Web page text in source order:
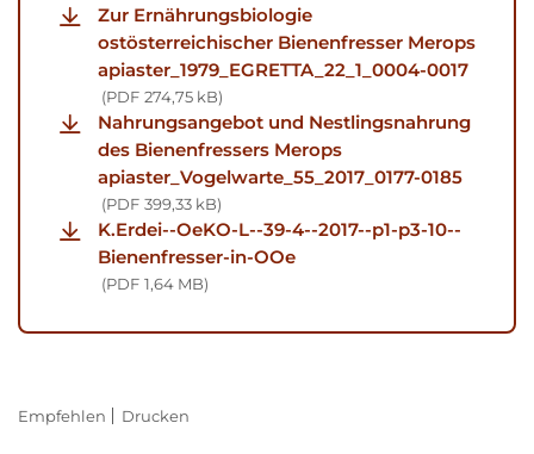
Zur Ernährungsbiologie
ostösterreichischer Bienenfresser Merops
apiaster_1979_EGRETTA_22_1_0004-0017
PDF 274,75 kB
Nahrungsangebot und Nestlingsnahrung
des Bienenfressers Merops
apiaster_Vogelwarte_55_2017_0177-0185
PDF 399,33 kB
K.Erdei--OeKO-L--39-4--2017--p1-p3-10--
Bienenfresser-in-OOe
PDF 1,64 MB
Drucken
Empfehlen